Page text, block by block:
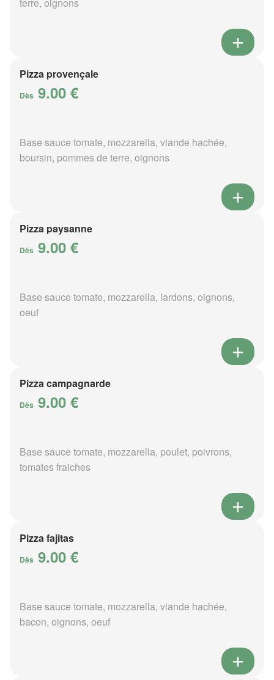
terre, oignons
Pizza provençale
Dès 9.00 €
Base sauce tomate, mozzarella, viande hachée,
boursin, pommes de terre, oignons
Pizza paysanne
Dès 9.00 €
Base sauce tomate, mozzarella, lardons, oignons,
oeuf
Pizza campagnarde
Dès 9.00 €
Base sauce tomate, mozzarella, poulet, poivrons,
tomates fraiches
Pizza fajitas
Dès 9.00 €
Base sauce tomate, mozzarella, viande hachée,
bacon, oignons, oeuf